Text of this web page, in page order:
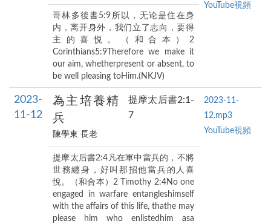
YouTube視頻
哥林多後書5:9所以，无论是住在身
内，离开身外，我们立了志向，要得
主的喜悦。（和合本）2
Corinthians5:9Therefore we make it
our aim, whetherpresent or absent, to
be well pleasing toHim.(NKJV)
2023-
11-12
為主培養精
兵
陳學東 長老
提摩太后書2:1-
7
2023-11-
12.mp3
YouTube視頻
提摩太后書2:4凡在軍中當兵的，不將
世務纏身，好叫那招他當兵的人喜
悅。（和合本）2 Timothy 2:4No one
engaged in warfare entangleshimself
with the affairs of this life, thathe may
please him who enlistedhim asa